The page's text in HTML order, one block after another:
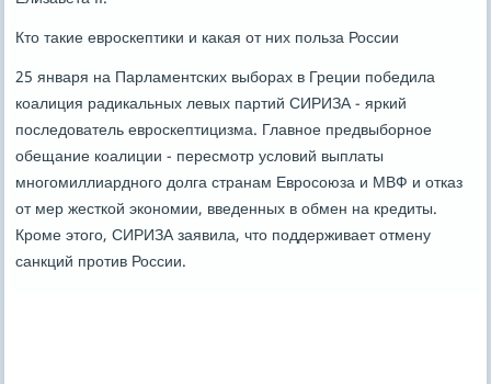
Кто такие евроскептики и какая от них польза России
25 января на Парламентских выборах в Греции победила
коалиция радикальных левых партий СИРИЗА - яркий
последователь евроскептицизма. Главное предвыборное
обещание коалиции - пересмотр условий выплаты
многомиллиардного долга странам Евросоюза и МВФ и отказ
от мер жесткой экономии, введенных в обмен на кредиты.
Кроме этого, СИРИЗА заявила, что поддерживает отмену
санкций против России.